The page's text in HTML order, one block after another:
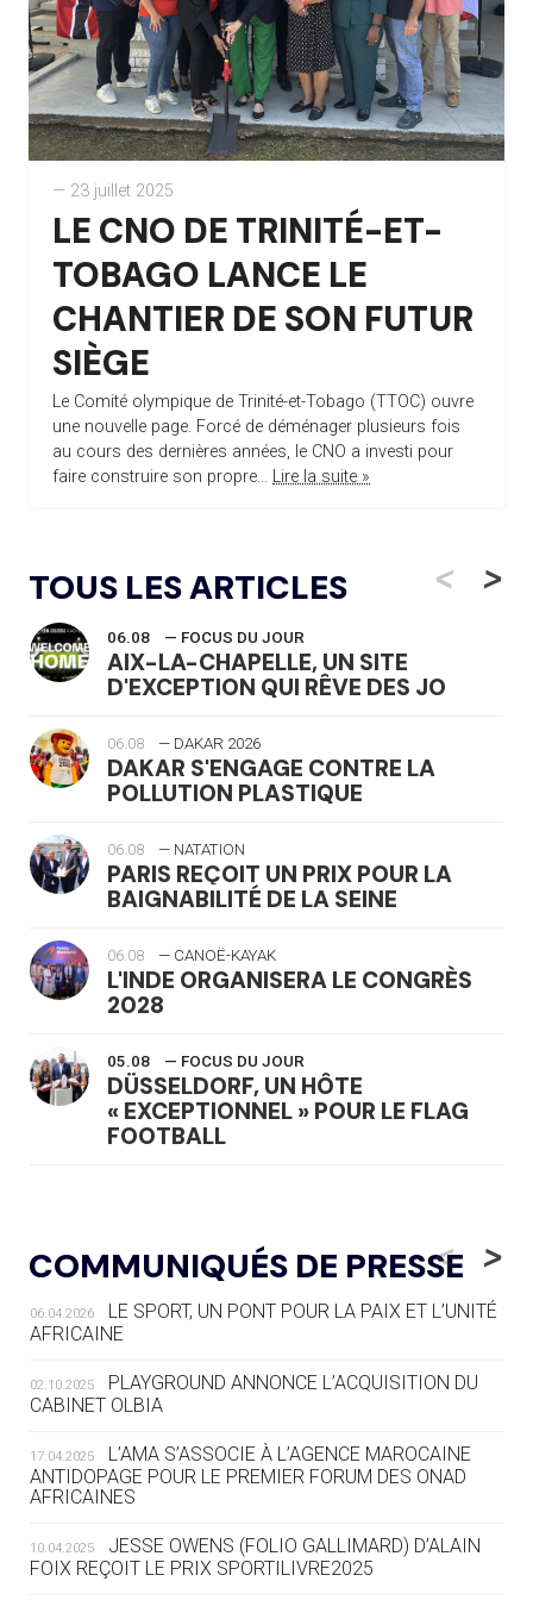
— 23 juillet 2025
LE CNO DE TRINITÉ-ET-
TOBAGO LANCE LE
CHANTIER DE SON FUTUR
SIÈGE
Le Comité olympique de Trinité-et-Tobago (TTOC) ouvre
une nouvelle page. Forcé de déménager plusieurs fois
au cours des dernières années, le CNO a investi pour
faire construire son propre... Lire la suite »
TOUS LES ARTICLES <
06.08 — FOCUS DU JOUR
AIX-LA-CHAPELLE, UN SITE
D'EXCEPTION QUI RÊVE DES JO
06.08 — DAKAR 2026
DAKAR S'ENGAGE CONTRE LA
POLLUTION PLASTIQUE
06.08 — NATATION
PARIS REÇOIT UN PRIX POUR LA
BAIGNABILITÉ DE LA SEINE
06.08 — CANOË-KAYAK
L'INDE ORGANISERA LE CONGRÈS
2028
05.08 — FOCUS DU JOUR
DÜSSELDORF, UN HÔTE
« EXCEPTIONNEL » POUR LE FLAG
FOOTBALL
LE RÊVE DE VOIR LA LUGE ALPINE
AUX JO « N'EST PAS FINI »
05.08 — TIR À L'ARC
DES MONDIAUX À BRISBANE SUR LA
ROUTE DES JO 2032
LE VILLAGE OLYMPIQUE DES ARAVIS
SE DESSINE
LE COJOP A TROUVÉ SON VILLAGE
OLYMPIQUE LYONNAIS
>
COMMUNIQUÉS DE PRESSE
<
06.04.2026
LE SPORT, UN PONT POUR LA PAIX ET L’UNITÉ
AFRICAINE
02.10.2025
PLAYGROUND ANNONCE L’ACQUISITION DU
CABINET OLBIA
17.04.2025
L’AMA S’ASSOCIE À L’AGENCE MAROCAINE
ANTIDOPAGE POUR LE PREMIER FORUM DES ONAD
AFRICAINES
10.04.2025
JESSE OWENS (FOLIO GALLIMARD) D’ALAIN
FOIX REÇOIT LE PRIX SPORTILIVRE2025
>